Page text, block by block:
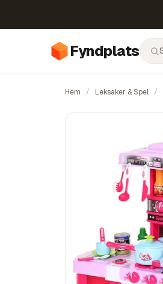
Fyndplats
Hem / Leksaker & Spel /